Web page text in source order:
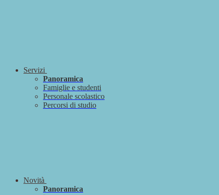
Servizi
Panoramica
Famiglie e studenti
Personale scolastico
Percorsi di studio
Novità
Panoramica